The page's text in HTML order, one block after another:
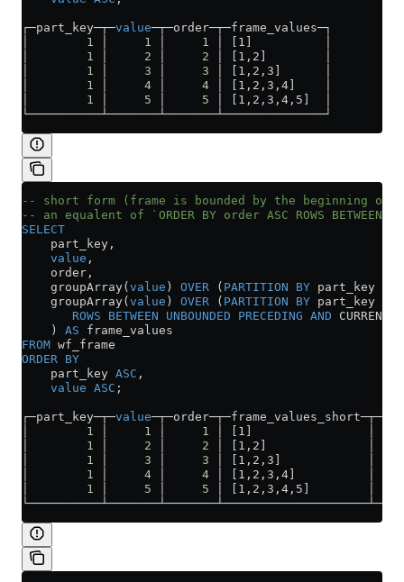
┌─part_key─┬─value─┬─order─┬─frame_values─┐
1 1 1 │ [1]          │
1 2 2 │ [1,2]        │
1 3 3 │ [1,2,3]      │
1 4 4 │ [1,2,3,4]    │
1 5 5 │ [1,2,3,4,5]  │
└──────────┴───────┴───────┴──────────────┘
-- short form (frame is bounded by the beginning
-- an equalent of `ORDER BY order ASC ROWS BETWEEN
SELECT
    part_key,
    value
,
    order,
    groupArray(
value ) OVER ( PARTITION BY part_key
    groupArray(
value ) OVER ( PARTITION BY part_key
       ROWS
BETWEEN UNBOUNDED PRECEDING AND CURRENT
    )
AS frame_values
FROM wf_frame
ORDER BY
    part_key
ASC ,
    value
ASC ;
┌─part_key─┬─value
1 1 1 │ [1]                │
1 2 2 │ [1,2]              │
1 3 3 │ [1,2,3]            │
1 4 4 │ [1,2,3,4]          │
1 5 5 │ [1,2,3,4,5]        │